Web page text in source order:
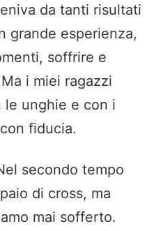
da tanti risultati
grande esperienza,
soffrire e
i miei ragazzi
le unghie e con i
fiducia.
secondo tempo
di cross, ma
mai sofferto.